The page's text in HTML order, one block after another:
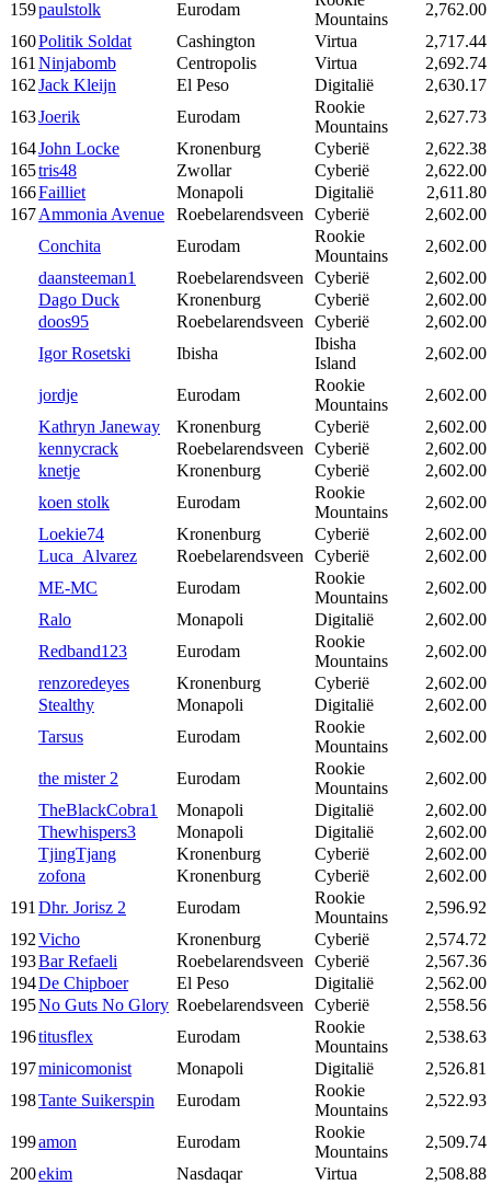
159paulstolk Eurodam
Mountains
2,762.00
160Politik Soldat Cashington Virtua
2,717.44
161 Ninjabomb Centropolis Virtua
2,692.74
162Jack Kleijn El Peso Digitalië
2,630.17
163Joerik Eurodam
Rookie
Mountains
2,627.73
164John Locke Kronenburg Cyberië
2,622.38
165tris48 Zwollar Cyberië
2,622.00
166Failliet Monapoli Digitalië
2,611.80
167Ammonia Avenue Roebelarendsveen Cyberië
2,602.00
Conchita
Eurodam
Rookie
Mountains
2,602.00
daansteeman1
Roebelarendsveen Cyberië
2,602.00
Dago Duck
Kronenburg Cyberië
2,602.00
doos95
Roebelarendsveen Cyberië
2,602.00
Igor Rosetski
Ibisha
Ibisha
Island
2,602.00
jordje Eurodam
Rookie
Mountains
2,602.00
Kathryn Janeway
Kronenburg Cyberië
2,602.00
kennycrack
Roebelarendsveen Cyberië
2,602.00
knetje
Kronenburg Cyberië
2,602.00
koen stolk
Eurodam
Rookie
Mountains
2,602.00
Loekie74
Kronenburg Cyberië
2,602.00
Luca_Alvarez
Roebelarendsveen Cyberië
2,602.00
ME-MC
Eurodam
Rookie
Mountains
2,602.00
Ralo
Monapoli Digitalië
2,602.00
Redband123
Eurodam
Rookie
Mountains
2,602.00
renzoredeyes
Kronenburg Cyberië
2,602.00
Stealthy
Monapoli Digitalië
2,602.00
Tarsus
Eurodam
Rookie
Mountains
2,602.00
the mister 2 Eurodam
Rookie
Mountains
2,602.00
TheBlackCobra1
Monapoli Digitalië
2,602.00
Thewhispers3
Monapoli Digitalië
2,602.00
TjingTjang
Kronenburg Cyberië
2,602.00
zofona
Kronenburg Cyberië
2,602.00
191 Dhr. Jorisz 2 Eurodam
Rookie
Mountains
2,596.92
192Vicho Kronenburg Cyberië
2,574.72
193Bar Refaeli Roebelarendsveen Cyberië
2,567.36
194De Chipboer El Peso Digitalië
2,562.00
195No Guts No Glory Roebelarendsveen Cyberië
2,558.56
196titusflex Eurodam
Rookie
Mountains
2,538.63
197minicomonist Monapoli Digitalië
2,526.81
198Tante Suikerspin Eurodam
Rookie
Mountains
2,522.93
199amon Eurodam
Rookie
Mountains
2,509.74
200ekim Nasdaqar Virtua 2,508.88